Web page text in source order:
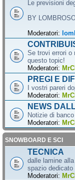
Le previsioni
BY
Moderatori:
Se trovi errori o
questo topic!
Moderatori:
PREGI E
I vostri pareri
Moderatori:
NEWS
Notizie di
Moderatori:
SNOWBOARD E SCI
TECNICA
dalle lamine
spazio
Moderatori: